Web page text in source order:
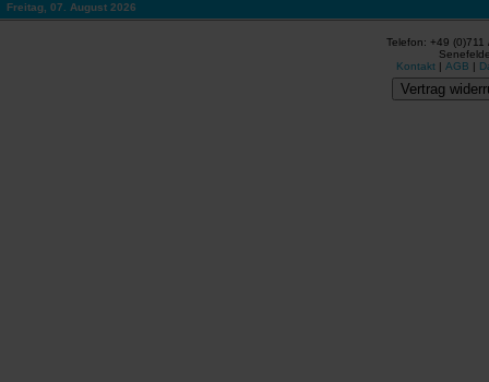
Freitag, 07. August 2026
Telefon: +49
Kontakt | AGB |
Vertrag